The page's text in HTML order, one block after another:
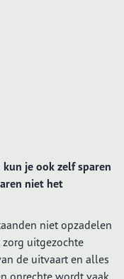
je ook zelf sparen
niet het
niet opzadelen
uitgezochte
de uitvaart en alles
onrechte wordt vaak